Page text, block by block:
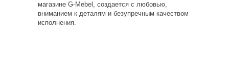
магазине G-Mebel, создается с любовью,
вниманием к деталям и безупречным качеством
исполнения.